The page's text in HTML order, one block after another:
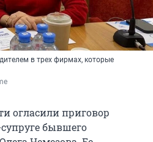
в трех фирмах, которые
огласили приговор
бывшего